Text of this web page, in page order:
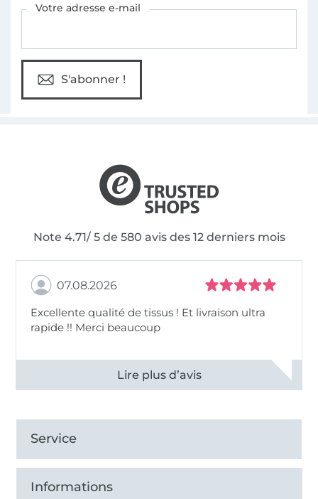
Votre adresse e-mail
S'abonner !
Note 4.71/ 5 de 580 avis des 12 derniers mois
07.08.2026
Excellente qualité de tissus ! Et livraison ultra
rapide !! Merci beaucoup
Voir tous les 11496 commentaires
Service
Informations